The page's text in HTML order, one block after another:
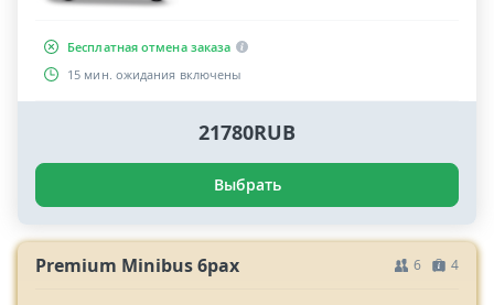
Бесплатная отмена заказа
15 мин. ожидания включены
21780RUB
Выбрать
Premium Minibus 6pax 6 4